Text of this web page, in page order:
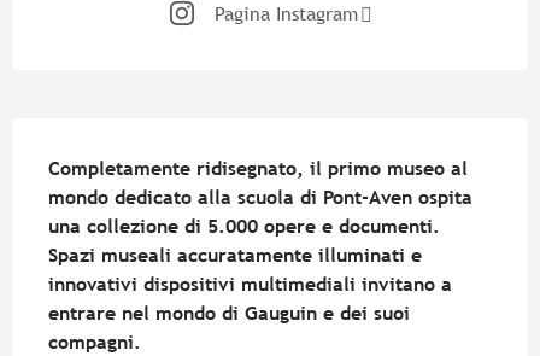
Pagina Instagram
Completamente ridisegnato, il primo museo al
mondo dedicato alla scuola di Pont-Aven ospita
una collezione di 5.000 opere e documenti.
Spazi museali accuratamente illuminati e
innovativi dispositivi multimediali invitano a
entrare nel mondo di Gauguin e dei suoi
compagni.